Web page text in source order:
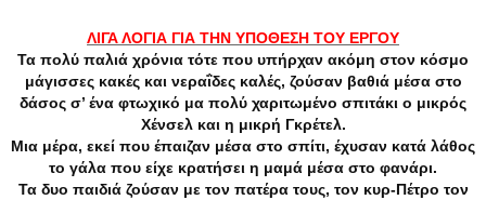
ΛΙΓΑ ΛΟΓΙΑ ΓΙΑ ΤΗΝ ΥΠΟΘΕΣΗ ΤΟΥ ΕΡΓΟΥ
Τα πολύ παλιά χρόνια τότε που υπήρχαν ακόμη στον κόσμο
μάγισσες κακές και νεραΐδες καλές, ζούσαν βαθιά μέσα στο
δάσος σ’ ένα φτωχικό μα πολύ χαριτωμένο σπιτάκι ο μικρός
Χένσελ και η μικρή Γκρέτελ.
Μια μέρα, εκεί που έπαιζαν μέσα στο σπίτι, έχυσαν κατά λάθος
το γάλα που είχε κρατήσει η μαμά μέσα στο φανάρι.
Τα δυο παιδιά ζούσαν με τον πατέρα τους, τον κυρ-Πέτρο τον